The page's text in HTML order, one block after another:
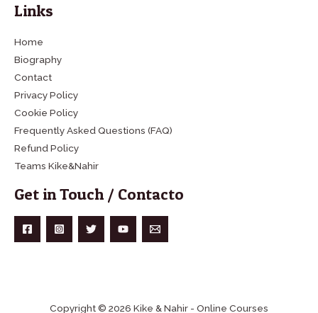
Links
Home
Biography
Contact
Privacy Policy
Cookie Policy
Frequently Asked Questions (FAQ)
Refund Policy
Teams Kike&Nahir
Get in Touch / Contacto
Copyright © 2026 Kike & Nahir - Online Courses